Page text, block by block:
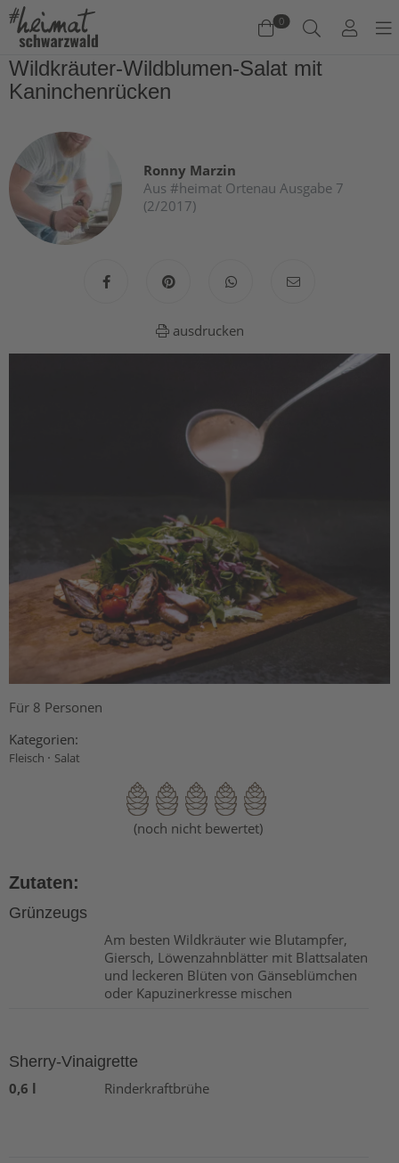
0
Warenkorb
Jetzt einkaufen
Wildkräuter-Wildblumen-Salat mit
Kaninchenrücken
Ronny Marzin
Aus #heimat Ortenau Ausgabe 7
(2/2017)
ausdrucken
Für 8 Personen
Kategorien:
Fleisch · Salat
(noch nicht bewertet)
Zutaten:
Grünzeugs
Am besten Wildkräuter wie Blut­ampfer,
Giersch, Löwenzahnblätter mit Blattsalaten
und leckeren Blüten von Gänseblümchen
oder Kapuzinerkresse mischen
Sherry-Vinaigrette
0,6 l
Rinderkraftbrühe